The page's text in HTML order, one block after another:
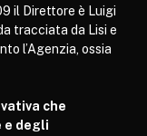
il Direttore è Luigi
tracciata da Lisi e
l’Agenzia, ossia
che
e degli